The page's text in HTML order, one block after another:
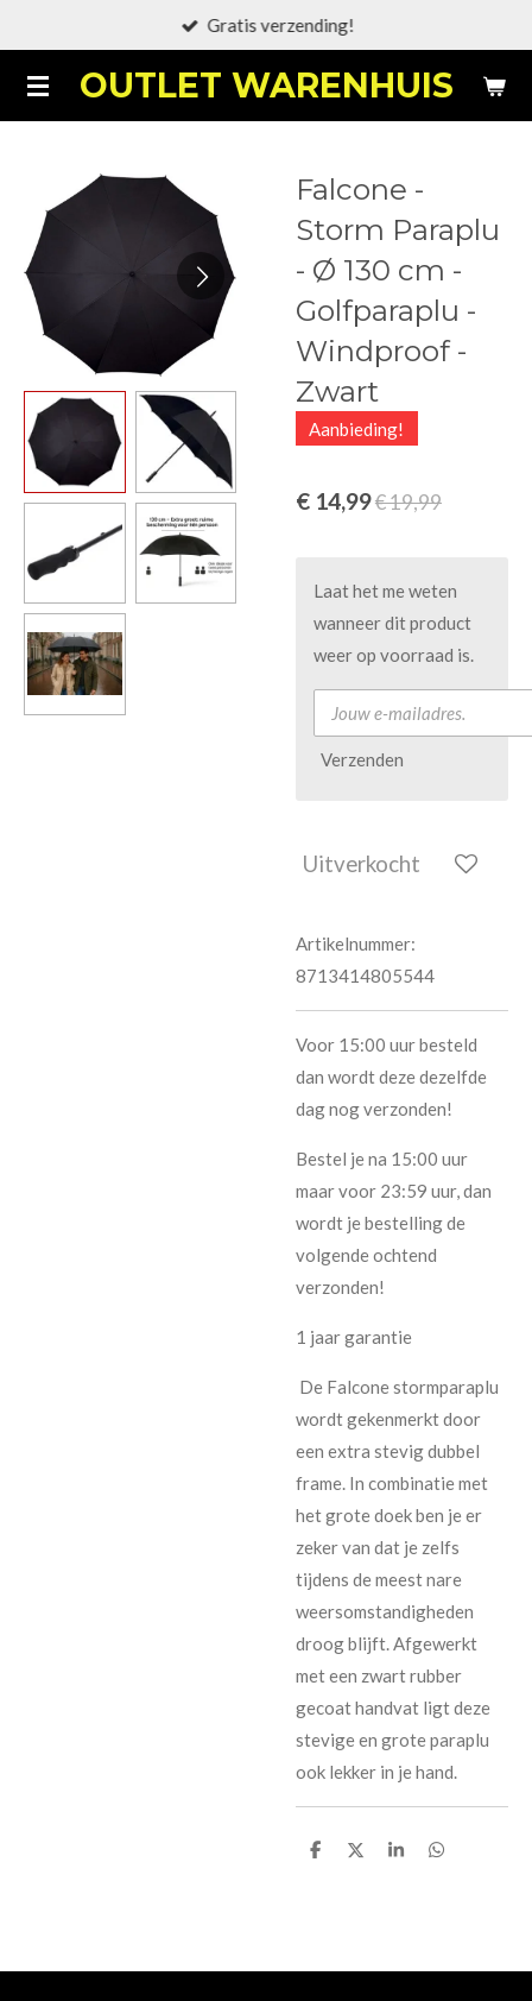
naar
de
OUTLET WARENHUIS
Gratis verzending!
Falcone -
Storm Paraplu
- Ø 130 cm -
Golfparaplu -
Windproof -
Zwart
Aanbieding!
€ 14,99€ 19,99
Laat het me weten
wanneer dit product
weer op voorraad is.
Verzenden
Uitverkocht
Artikelnummer:
8713414805544
Voor 15:00 uur besteld
dan wordt deze dezelfde
dag nog verzonden!
Bestel je na 15:00 uur
maar voor 23:59 uur, dan
wordt je bestelling de
volgende ochtend
verzonden!
1 jaar garantie
De Falcone stormparaplu
wordt gekenmerkt door
een extra stevig dubbel
frame. In combinatie met
het grote doek ben je er
zeker van dat je zelfs
tijdens de meest nare
weersomstandigheden
droog blijft. Afgewerkt
met een zwart rubber
gecoat handvat ligt deze
stevige en grote paraplu
ook lekker in je hand.
D
D
S
D